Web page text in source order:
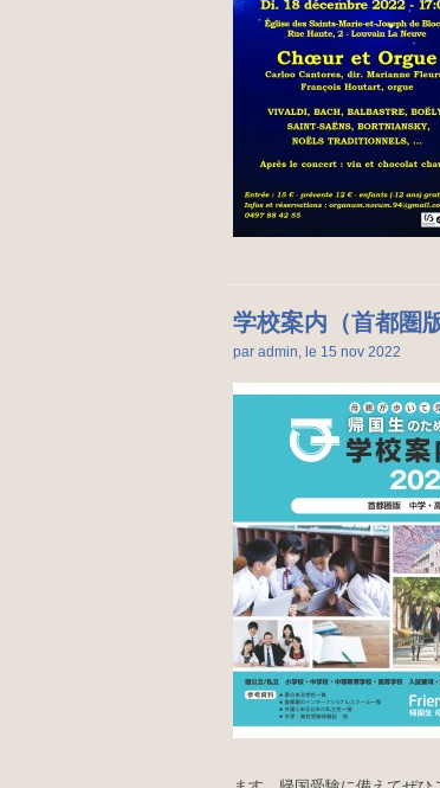
学校案内（首都圏
par admin, le 15 nov 2022